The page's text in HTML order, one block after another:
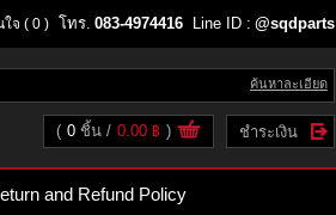
โทร. 083-4974416 Line ID : @sqdparts
จ ( 0 )
ค้นหาละเอียด
( 0 ชิ้น 0.00 ฿ ) ชำระเงิน
and Refund Policy